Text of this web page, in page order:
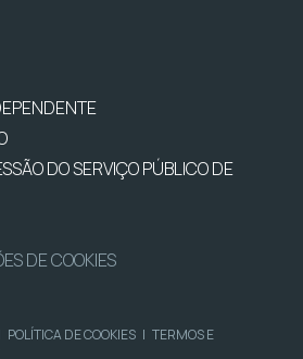
DO SERVIÇO PÚBLICO DE
DE COOKIES
POLÍTICA DE COOKIES | TERMOS E